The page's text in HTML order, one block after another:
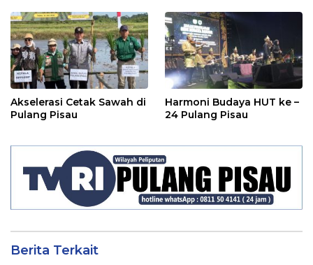
Akselerasi Cetak Sawah di
Pulang Pisau
Harmoni Budaya HUT ke –
24 Pulang Pisau
Berita Terkait